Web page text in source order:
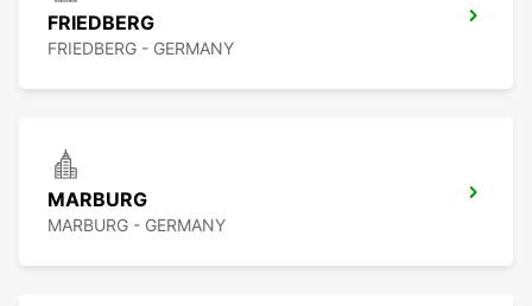
FRIEDBERG
FRIEDBERG - GERMANY
MARBURG
MARBURG - GERMANY